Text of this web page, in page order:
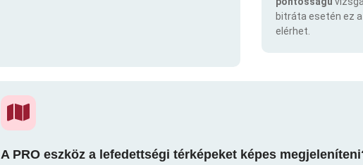
bitráta esetén ez
elérhet.
A PRO eszköz a lefedettségi térképeket képes